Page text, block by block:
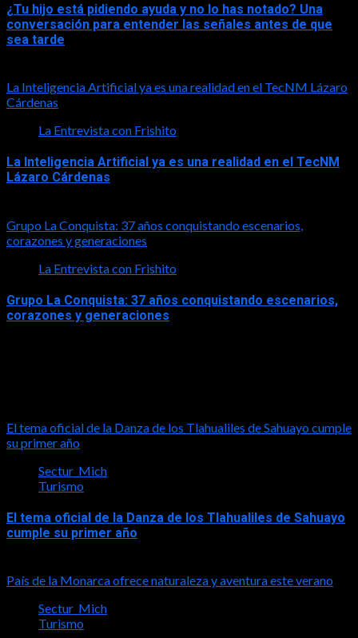
¿Tu hijo está pidiendo ayuda y no lo has notado? Una
conversación para entender las señales antes de que
sea tarde
La Inteligencia Artificial ya es una realidad en el TecNM Lázaro
Cárdenas
La Entrevista con Frishito
La Inteligencia Artificial ya es una realidad en el TecNM
Lázaro Cárdenas
Grupo La Conquista: 37 años conquistando escenarios,
corazones y generaciones
La Entrevista con Frishito
Grupo La Conquista: 37 años conquistando escenarios,
corazones y generaciones
El tema oficial de la Danza de los Tlahualiles de Sahuayo cumple
su primer año
Sectur_Mich
Turismo
El tema oficial de la Danza de los Tlahualiles de Sahuayo
cumple su primer año
País de la Monarca ofrece naturaleza y aventura este verano
Sectur_Mich
Turismo